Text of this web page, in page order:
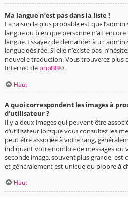
Ma langue n’est pas dans la liste !
La raison la plus probable est que
langue ou bien que personne n’ait
langue. Essayez de demander à un
langue désirée. Si elle n’existe pas,
nouvelle traduction. Vous trouverez plus
Internet de phpBB®.
Haut
A quoi correspondent les images à
d’utilisateur ?
Il y a deux images qui peuvent être
d’utilisateur lorsque vous consultez les
peut être associée à votre rang,
indiquant votre nombre de messages ou
seconde image, souvent plus grande, est
et généralement est unique ou propre à
Haut